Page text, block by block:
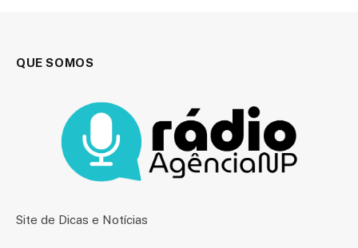
QUE SOMOS
Site de Dicas e Notícias